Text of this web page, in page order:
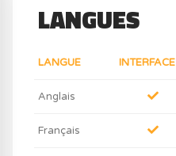
LANGUES
LANGUE INTERFACE
Anglais
Français